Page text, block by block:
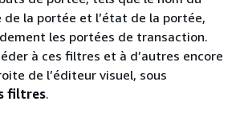
de la portée et l’état de la portée,
les portées de transaction.
à ces filtres et à d’autres encore
de l’éditeur visuel, sous
filtres.